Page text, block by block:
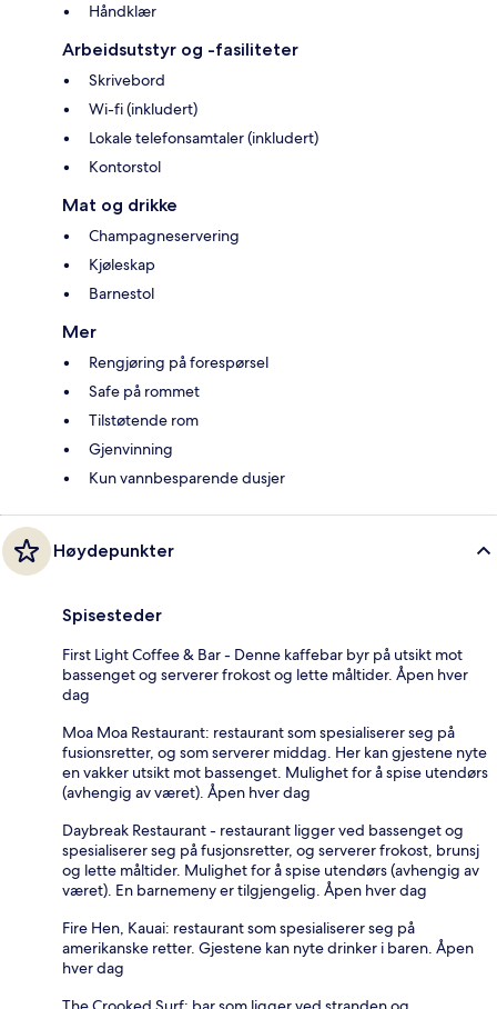
Håndklær
Arbeidsutstyr og -fasiliteter
Skrivebord
Wi-fi (inkludert)
Lokale telefonsamtaler (inkludert)
Kontorstol
Mat og drikke
Champagneservering
Kjøleskap
Barnestol
Mer
Rengjøring på forespørsel
Safe på rommet
Tilstøtende rom
Gjenvinning
Kun vannbesparende dusjer
Høydepunkter
Spisesteder
First Light Coffee & Bar - Denne kaffebar byr på utsikt mot
bassenget og serverer frokost og lette måltider. Åpen hver
dag
Moa Moa Restaurant: restaurant som spesialiserer seg på
fusionsretter, og som serverer middag. Her kan gjestene nyte
en vakker utsikt mot bassenget. Mulighet for å spise utendørs
(avhengig av været). Åpen hver dag
Daybreak Restaurant - restaurant ligger ved bassenget og
spesialiserer seg på fusjonsretter, og serverer frokost, brunsj
og lette måltider. Mulighet for å spise utendørs (avhengig av
været). En barnemeny er tilgjengelig. Åpen hver dag
Fire Hen, Kauai: restaurant som spesialiserer seg på
amerikanske retter. Gjestene kan nyte drinker i baren. Åpen
hver dag